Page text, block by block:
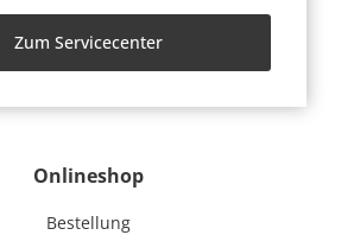
Onlineshop
Bestellung
Zum Servicecenter